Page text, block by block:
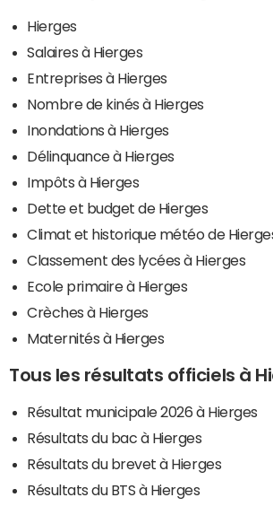
Hierges
Salaires à Hierges
Entreprises à Hierges
Nombre de kinés à Hierges
Inondations à Hierges
Délinquance à Hierges
Impôts à Hierges
Dette et budget de Hierges
Climat et historique météo de
Classement des lycées à Hierges
Ecole primaire à Hierges
Crèches à Hierges
Maternités à Hierges
Tous les résultats officiels à
Résultat municipale 2026 à Hierges
Résultats du bac à Hierges
Résultats du brevet à Hierges
Résultats du BTS à Hierges